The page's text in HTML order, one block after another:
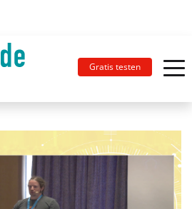
Gratis testen